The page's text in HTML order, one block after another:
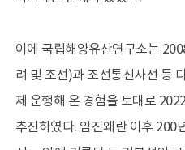
태안해양유
자료마당
소장품
출판물
이에 국립해양유산연구소는
려 및 조선)과 조선통신사선 등
제 운행해 온 경험을 토대로
추진하였다. 임진왜란 이후 200